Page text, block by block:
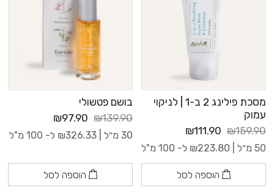
מסכת פילינג 2 ב-1 | לניקוי
עמוק
₪159.90
₪111.90
50 מ״ל | ₪223.80 ל- 100 מ"ל
הוספה לסל
בושם פטשולי
₪139.90
₪97.90
30 מ״ל | ₪326.33 ל- 100 מ"ל
הוספה לסל